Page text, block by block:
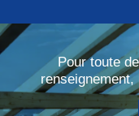
Pour toute
renseignement,